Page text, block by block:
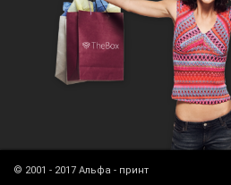
© 2001 - 2017 Альфа - принт